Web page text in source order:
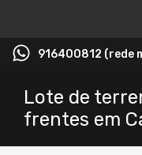
916400812 (rede
Lote de
frentes em